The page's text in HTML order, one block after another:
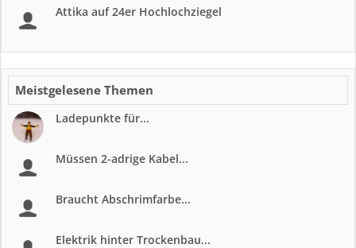
Attika auf 24er Hochlochziegel
Meistgelesene Themen
Ladepunkte für...
Müssen 2-adrige Kabel...
Braucht Abschrimfarbe...
Elektrik hinter Trockenbau...